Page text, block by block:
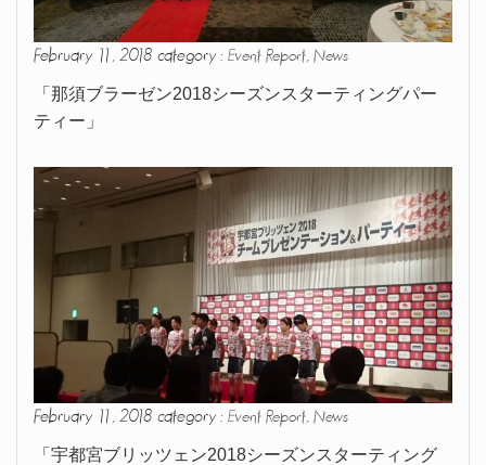
February 11, 2018 category : Event Report, News
「那須ブラーゼン2018シーズンスターティングパー
ティー」
February 11, 2018 category : Event Report News
「宇都宮ブリッツェン2018シーズンスターティング